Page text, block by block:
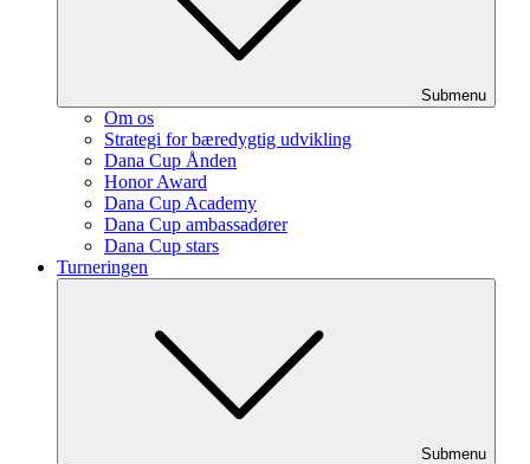
Submenu
Om os
Strategi for bæredygtig udvikling
Dana Cup Ånden
Honor Award
Dana Cup Academy
Dana Cup ambassadører
Dana Cup stars
Turneringen
Submenu